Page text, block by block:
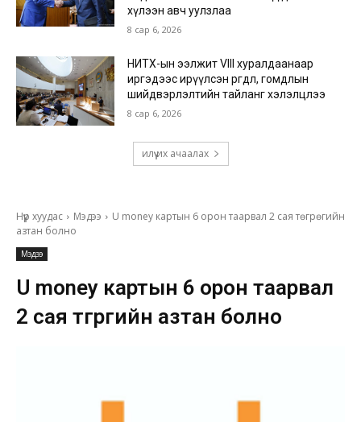
хүлээн авч уулзлаа
8 сар 6, 2026
НИТХ-ын ээлжит VIII хуралдаанаар
иргэдээс ирүүлсэн өргөдөл, гомдлын
шийдвэрлэлтийн тайланг хэлэлцлээ
8 сар 6, 2026
илүү их ачаалах